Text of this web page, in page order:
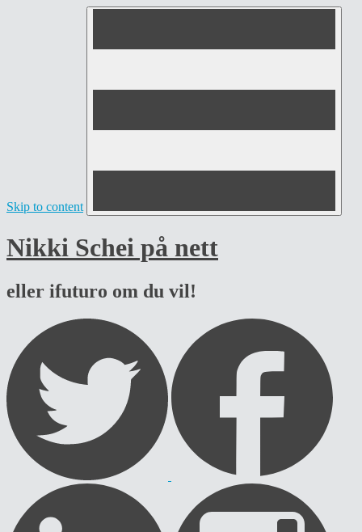
Skip to content
Nikki Schei på nett
eller ifuturo om du vil!